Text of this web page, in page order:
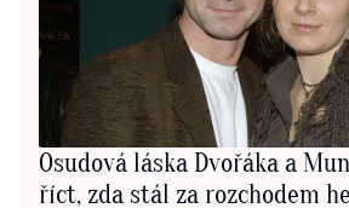
Osudová láska Dvořáka a
říct, zda stál za rozchodem